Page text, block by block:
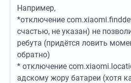
Например,
*отключение
счастью, не указан) не
ребута (придётся ловить
обратно)
* отключение
адскому жору батареи (хотя